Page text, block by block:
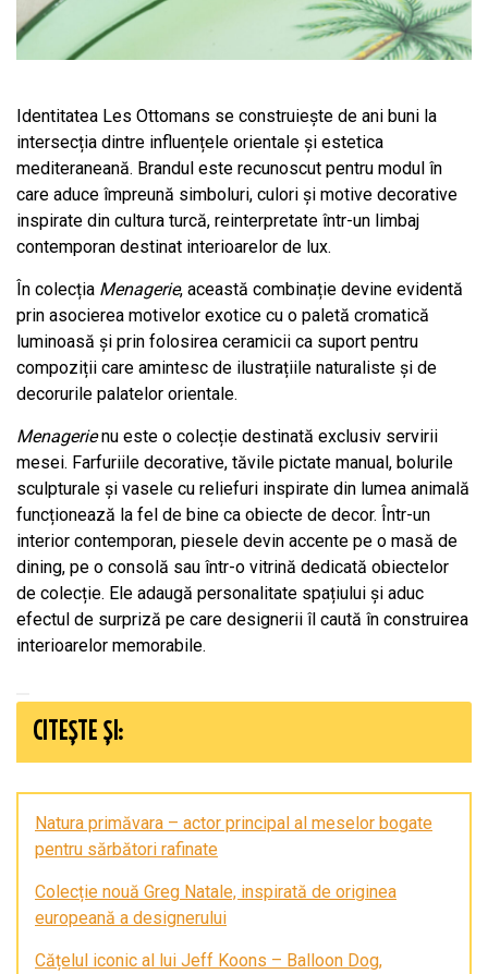
Identitatea Les Ottomans se construiește de ani buni la
intersecția dintre influențele orientale și estetica
mediteraneană. Brandul este recunoscut pentru modul în
care aduce împreună simboluri, culori și motive decorative
inspirate din cultura turcă, reinterpretate într-un limbaj
contemporan destinat interioarelor de lux.
În colecția Menagerie, această combinație devine evidentă
prin asocierea motivelor exotice cu o paletă cromatică
luminoasă și prin folosirea ceramicii ca suport pentru
compoziții care amintesc de ilustrațiile naturaliste și de
decorurile palatelor orientale.
Menagerienu este o colecție destinată exclusiv servirii
mesei. Farfuriile decorative, tăvile pictate manual, bolurile
sculpturale și vasele cu reliefuri inspirate din lumea animală
funcționează la fel de bine ca obiecte de decor. Într-un
interior contemporan, piesele devin accente pe o masă de
dining, pe o consolă sau într-o vitrină dedicată obiectelor
de colecție. Ele adaugă personalitate spațiului și aduc
efectul de surpriză pe care designerii îl caută în construirea
interioarelor memorabile.
CITEȘTE ȘI:
Natura primăvara – actor principal al meselor bogate
pentru sărbători rafinate
Colecție nouă Greg Natale, inspirată de originea
europeană a designerului
Cățelul iconic al lui Jeff Koons – Balloon Dog,